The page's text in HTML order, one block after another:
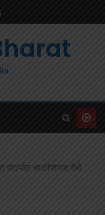
चाळीसगाव येथे